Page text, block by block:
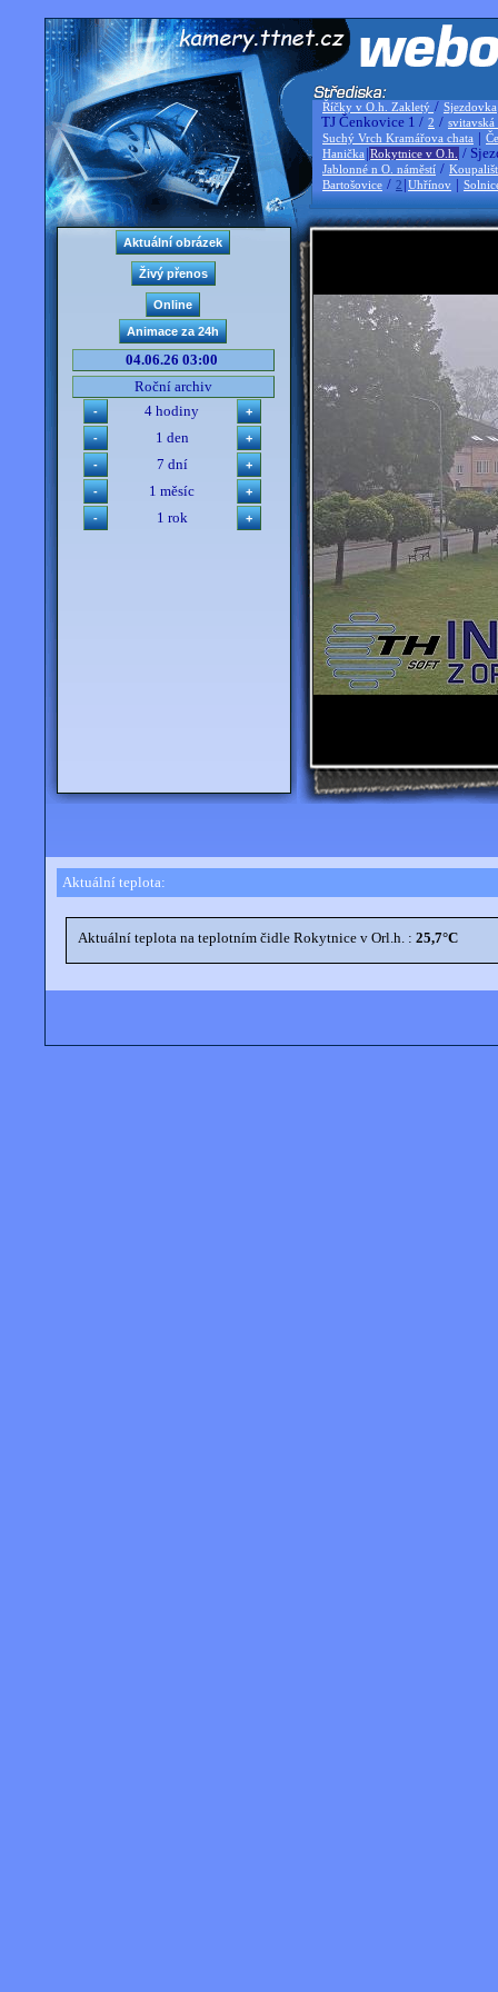
Říčky v O.h. Zakletý / Sjezdovka
TJ Čenkovice 1 / 2 / svitavská
Suchý Vrch Kramářova chata |
Hanička |Rokytnice v O.h. /
Jablonné n O. náměstí /
Bartošovice / 2 |Uhřínov |
04.06.26 03:00
Roční archiv
4 hodiny
1 den
7 dní
1 měsíc
1 rok
Aktuální teplota: